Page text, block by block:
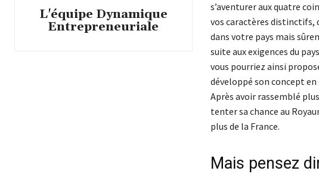
L'équipe Dynamique
Entrepreneuriale
s’aventurer aux quatre
vos caractères distinctifs,
dans votre pays mais
suite aux exigences du
vous pourriez ainsi
développé son concept
Après avoir rassemblé
tenter sa chance au
plus de la France.
Mais pensez